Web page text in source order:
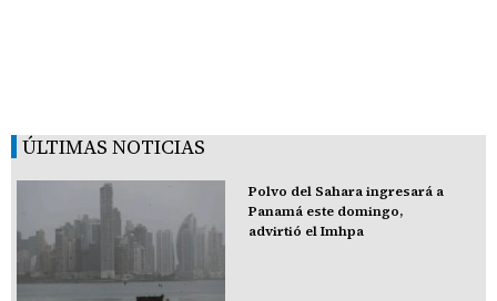
ÚLTIMAS NOTICIAS
Polvo del Sahara ingresará a
Panamá este domingo,
advirtió el Imhpa